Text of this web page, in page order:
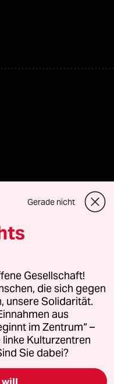
oder für Genehmigungen
Richtlinien
Impressum AGB
(Ads)
Gerade nicht
Gesellschaft!
die sich gegen
unsere Solidarität.
aus
im Zentrum“ –
Kulturzentren
Sie dabei?